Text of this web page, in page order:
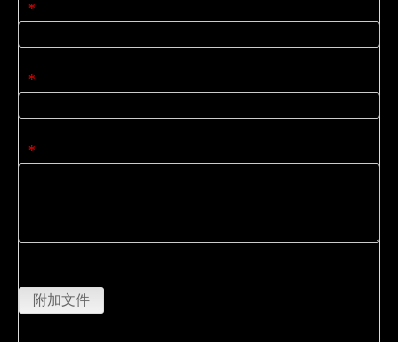
*
*
*
附加文件